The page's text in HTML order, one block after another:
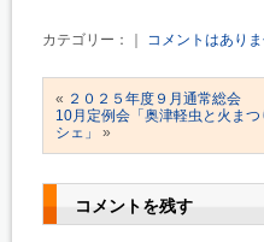
カテゴリー：｜ コメントはあり
« ２０２５年度９月通常総会
10月定例会「奥津軽虫と火ま
シェ」
»
コメントを残す